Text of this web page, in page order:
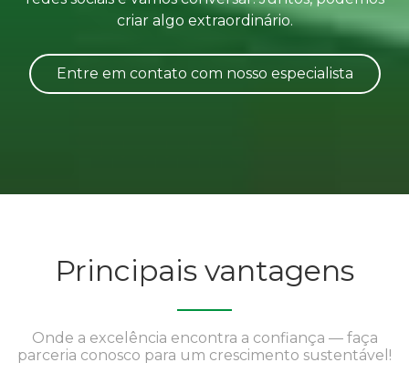
criar algo extraordinário.
Entre em contato com nosso especialista
Principais vantagens
Onde a excelência encontra a confiança — faça
parceria conosco para um crescimento sustentável!